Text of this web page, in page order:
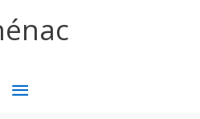
MENU